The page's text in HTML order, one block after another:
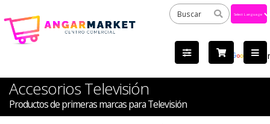
by
Accesorios Televisión
Productos de primeras marcas para Televisión